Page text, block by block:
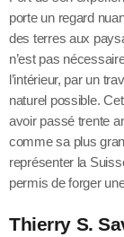
porte un regard
des terres aux
n’est pas
l’intérieur, par un
naturel possible.
avoir passé trente
comme sa plus
représenter la
permis de forger
Thierry S.